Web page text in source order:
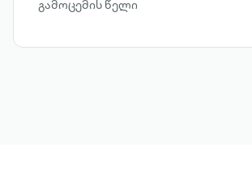
გამოცემის წელი